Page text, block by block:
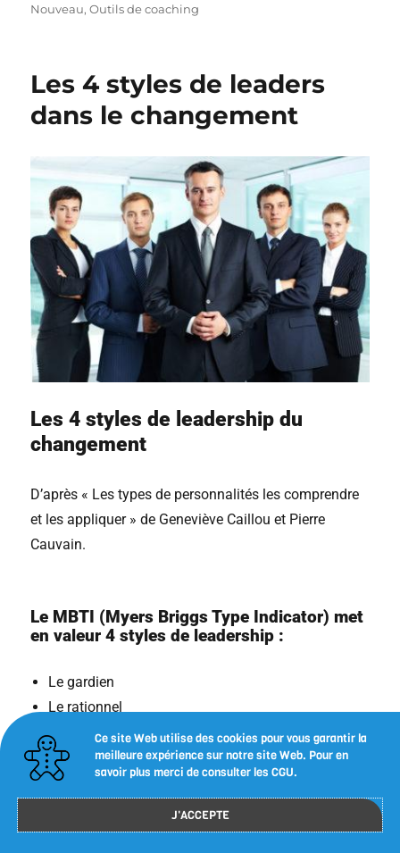
Nouveau,Outils de coaching
Les 4 styles de leaders
dans le changement
Les 4 styles de leadership du
changement
D’après « Les types de personnalités les comprendre
et les appliquer » de Geneviève Caillou et Pierre
Cauvain.
Le MBTI (Myers Briggs Type Indicator) met
en valeur 4 styles de leadership :
Le gardien
Le rationnel
L’artisan
L’idéaliste
Suivant leur style, les managers n’ont pas la même
façon d’appréhender et de conduire le changement.
Ce site Web utilise des cookies pour vous garantir la
meilleure expérience sur notre site Web. Pour en
savoir plus merci de consulter les CGU.
J'ACCEPTE